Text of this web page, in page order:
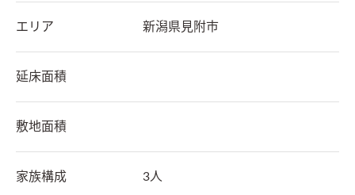
エリア 新潟県 見附市
延床面積
敷地面積
家族構成 3人